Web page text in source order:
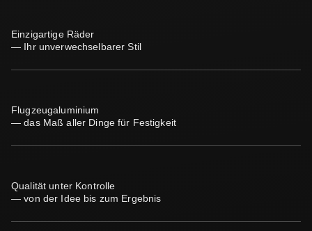
Einzigartige Räder
— Ihr unverwechselbarer Stil
Flugzeugaluminium
— das Maß aller Dinge für Festigkeit
Qualität unter Kontrolle
— von der Idee bis zum Ergebnis